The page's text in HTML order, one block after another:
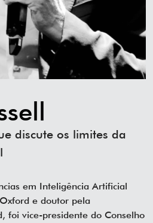
discute os limites da
em Inteligência Artificial
e doutor pela
foi vice-presidente do Conselho